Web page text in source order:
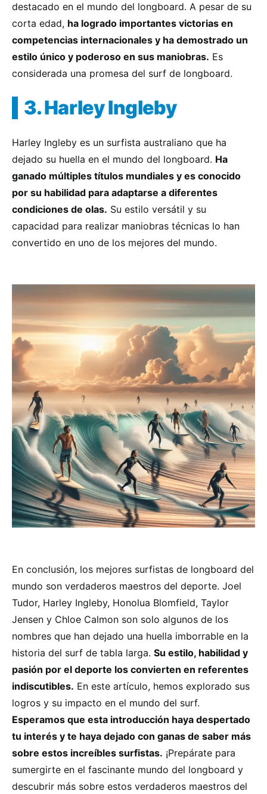
destacado en el mundo del longboard. A pesar de su
corta edad, ha logrado importantes victorias en
competencias internacionales y ha demostrado un
estilo único y poderoso en sus maniobras. Es
considerada una promesa del surf de longboard.
3. Harley Ingleby
Harley Ingleby es un surfista australiano que ha
dejado su huella en el mundo del longboard. Ha
ganado múltiples títulos mundiales y es conocido
por su habilidad para adaptarse a diferentes
condiciones de olas. Su estilo versátil y su
capacidad para realizar maniobras técnicas lo han
convertido en uno de los mejores del mundo.
En conclusión, los mejores surfistas de longboard del
mundo son verdaderos maestros del deporte. Joel
Tudor, Harley Ingleby, Honolua Blomfield, Taylor
Jensen y Chloe Calmon son solo algunos de los
nombres que han dejado una huella imborrable en la
historia del surf de tabla larga. Su estilo, habilidad y
pasión por el deporte los convierten en referentes
indiscutibles. En este artículo, hemos explorado sus
logros y su impacto en el mundo del surf.
Esperamos que esta introducción haya despertado
tu interés y te haya dejado con ganas de saber más
sobre estos increíbles surfistas. ¡Prepárate para
sumergirte en el fascinante mundo del longboard y
descubrir más sobre estos verdaderos maestros del